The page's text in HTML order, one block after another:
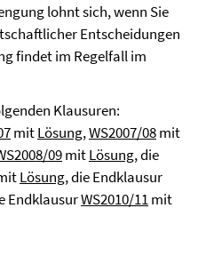
lohnt sich, wenn Sie
Entscheidungen
findet im Regelfall im
Klausuren:
mitLösung,WS2007/08mit
09mitLösung, die
Lösung, die Endklausur
EndklausurWS2010/11mit